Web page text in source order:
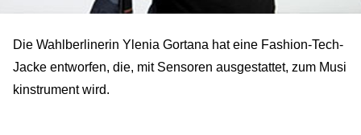
Die Wahlberlinerin Ylenia Gortana hat eine Fashion-Tech-
Jacke entworfen, die, mit Sensoren ausgestattet, zum Musi
kinstrument wird.